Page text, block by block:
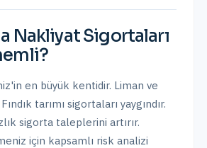
Nakliyat Sigortaları
en büyük kentidir. Liman ve
tarımı sigortaları yaygındır.
sigorta taleplerini artırır.
için kapsamlı risk analizi